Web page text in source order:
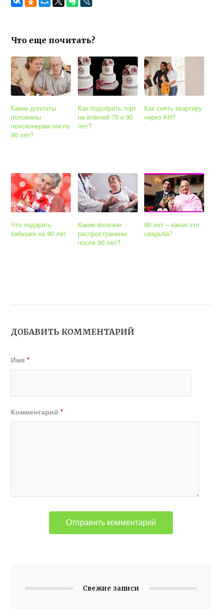
Что еще почитать?
Какие доплаты
положены
пенсионерам после
90 лет?
Как подобрать торт
на юбилей 70 и 90
лет?
Как снять квартиру
через АН?
Что подарить
бабушке на 90 лет
Какие болезни
распространены
после 90 лет?
90 лет – какая это
свадьба?
ДОБАВИТЬ КОММЕНТАРИЙ
Имя*
Комментарий*
Свежие записи